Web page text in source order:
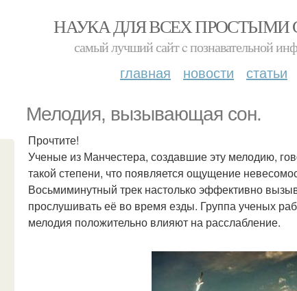
НАУКА ДЛЯ ВСЕХ ПРОСТЫМИ
самый лучший сайт c познавательной
главная новости статьи
Мелодия, вызывающая сон.
Прочтите!
Ученые из Манчестера, создавшие эту мелодию,
такой степени, что появляется ощущение
Восьмиминутный трек настолько эффективно
прослушивать её во время езды. Группа ученых
мелодия положительно влияют на расслабление.